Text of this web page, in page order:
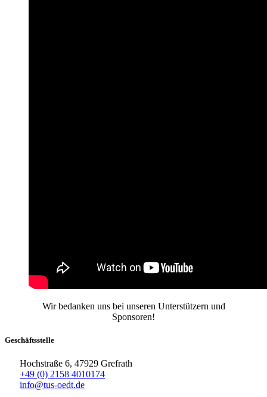
Wir bedanken uns bei unseren Unterstützern und
Sponsoren!
Geschäftsstelle
Hochstraße 6, 47929 Grefrath
+49 (0) 2158 4010174
info@tus-oedt.de